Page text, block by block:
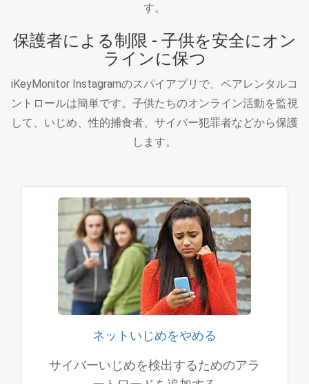
す。
保護者による制限 - 子供を安全にオン
ラインに保つ
iKeyMonitor Instagramのスパイアプリで、ペアレンタルコ
ントロールは簡単です。子供たちのオンライン活動を監視
して、いじめ、性的捕食者、サイバー犯罪者などから保護
します。
ネットいじめをやめる
サイバーいじめを検出するためのアラ